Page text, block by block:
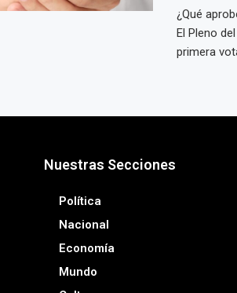
¿Qué
El Pleno
primera
Nuestras Secciones
Política
Nacional
Economía
Mundo